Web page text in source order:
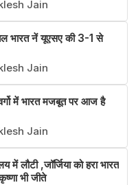
Jain
भारत नें यूएसए की 3-1 से
Jain
में भारत मजबूत पर आज है
Jain
में लौटी ,जॉर्जिया को हरा भारत
भी जीते